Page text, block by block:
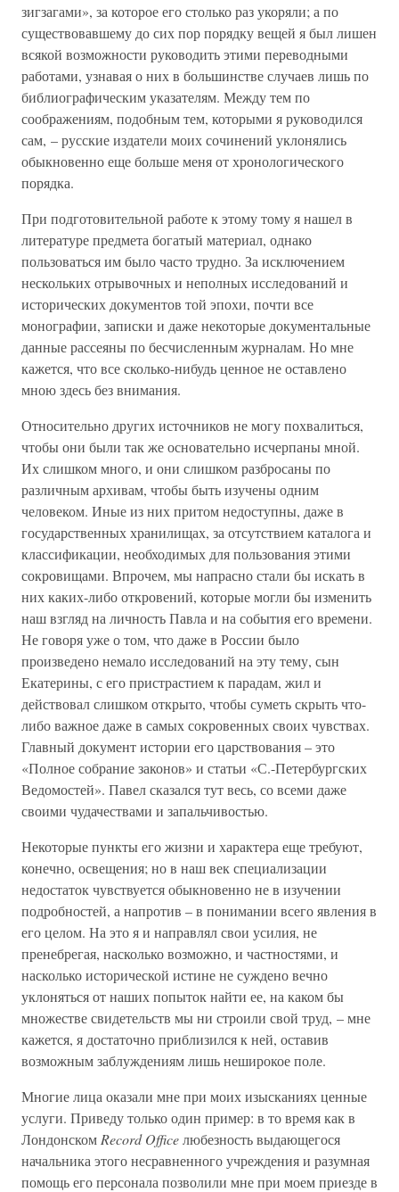
зигзагами», за которое его столько раз укоряли; а по
существовавшему до сих пор порядку вещей я был лишен
всякой возможности руководить этими переводными
работами, узнавая о них в большинстве случаев лишь по
библиографическим указателям. Между тем по
соображениям, подобным тем, которыми я руководился
сам, – русские издатели моих сочинений уклонялись
обыкновенно еще больше меня от хронологического
порядка.
При подготовительной работе к этому тому я нашел в
литературе предмета богатый материал, однако
пользоваться им было часто трудно. За исключением
нескольких отрывочных и неполных исследований и
исторических документов той эпохи, почти все
монографии, записки и даже некоторые документальные
данные рассеяны по бесчисленным журналам. Но мне
кажется, что все сколько-нибудь ценное не оставлено
мною здесь без внимания.
Относительно других источников не могу похвалиться,
чтобы они были так же основательно исчерпаны мной.
Их слишком много, и они слишком разбросаны по
различным архивам, чтобы быть изучены одним
человеком. Иные из них притом недоступны, даже в
государственных хранилищах, за отсутствием каталога и
классификации, необходимых для пользования этими
сокровищами. Впрочем, мы напрасно стали бы искать в
них каких-либо откровений, которые могли бы изменить
наш взгляд на личность Павла и на события его времени.
Не говоря уже о том, что даже в России было
произведено немало исследований на эту тему, сын
Екатерины, с его пристрастием к парадам, жил и
действовал слишком открыто, чтобы суметь скрыть что-
либо важное даже в самых сокровенных своих чувствах.
Главный документ истории его царствования – это
«Полное собрание законов» и статьи «С.-Петербургских
Ведомостей». Павел сказался тут весь, со всеми даже
своими чудачествами и запальчивостью.
Некоторые пункты его жизни и характера еще требуют,
конечно, освещения; но в наш век специализации
недостаток чувствуется обыкновенно не в изучении
подробностей, а напротив – в понимании всего явления в
его целом. На это я и направлял свои усилия, не
пренебрегая, насколько возможно, и частностями, и
насколько исторической истине не суждено вечно
уклоняться от наших попыток найти ее, на каком бы
множестве свидетельств мы ни строили свой труд, – мне
кажется, я достаточно приблизился к ней, оставив
возможным заблуждениям лишь неширокое поле.
Многие лица оказали мне при моих изысканиях ценные
услуги. Приведу только один пример: в то время как в
Лондонском Record Officeлюбезность выдающегося
начальника этого несравненного учреждения и разумная
помощь его персонала позволили мне при моем приезде в